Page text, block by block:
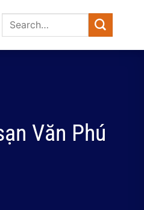
Văn Phú